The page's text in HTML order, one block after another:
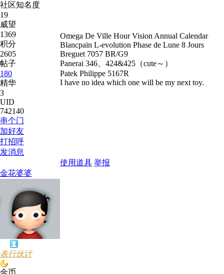
社区知名度
19
威望
1369
积分
2605
帖子
180
精华
3
UID
742140
串个门
加好友
打招呼
发消息
Omega De Ville Hour Vision Annual Calendar
Blancpain L-evolution Phase de Lune 8 Jours
Breguet 7057 BR/G9
Panerai 346、424&425（cute～）
Patek Philippe 5167R
I have no idea which one will be my next toy.
使用道具 举报
金花婆婆
表行伙计
金币